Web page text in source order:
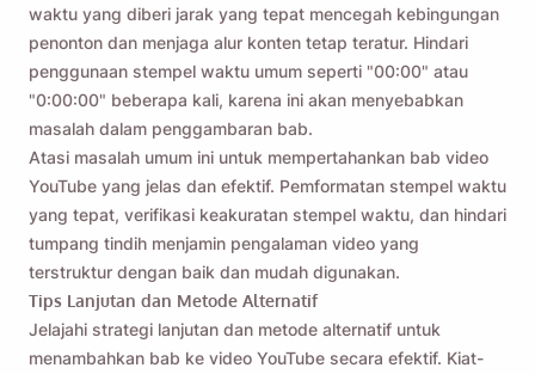
waktu yang diberi jarak yang tepat mencegah kebingungan
penonton dan menjaga alur konten tetap teratur. Hindari
penggunaan stempel waktu umum seperti "00:00" atau
"0:00:00" beberapa kali, karena ini akan menyebabkan
masalah dalam penggambaran bab.
Atasi masalah umum ini untuk mempertahankan bab video
YouTube yang jelas dan efektif. Pemformatan stempel waktu
yang tepat, verifikasi keakuratan stempel waktu, dan hindari
tumpang tindih menjamin pengalaman video yang
terstruktur dengan baik dan mudah digunakan.
Tips Lanjutan dan Metode Alternatif
Jelajahi strategi lanjutan dan metode alternatif untuk
menambahkan bab ke video YouTube secara efektif. Kiat-